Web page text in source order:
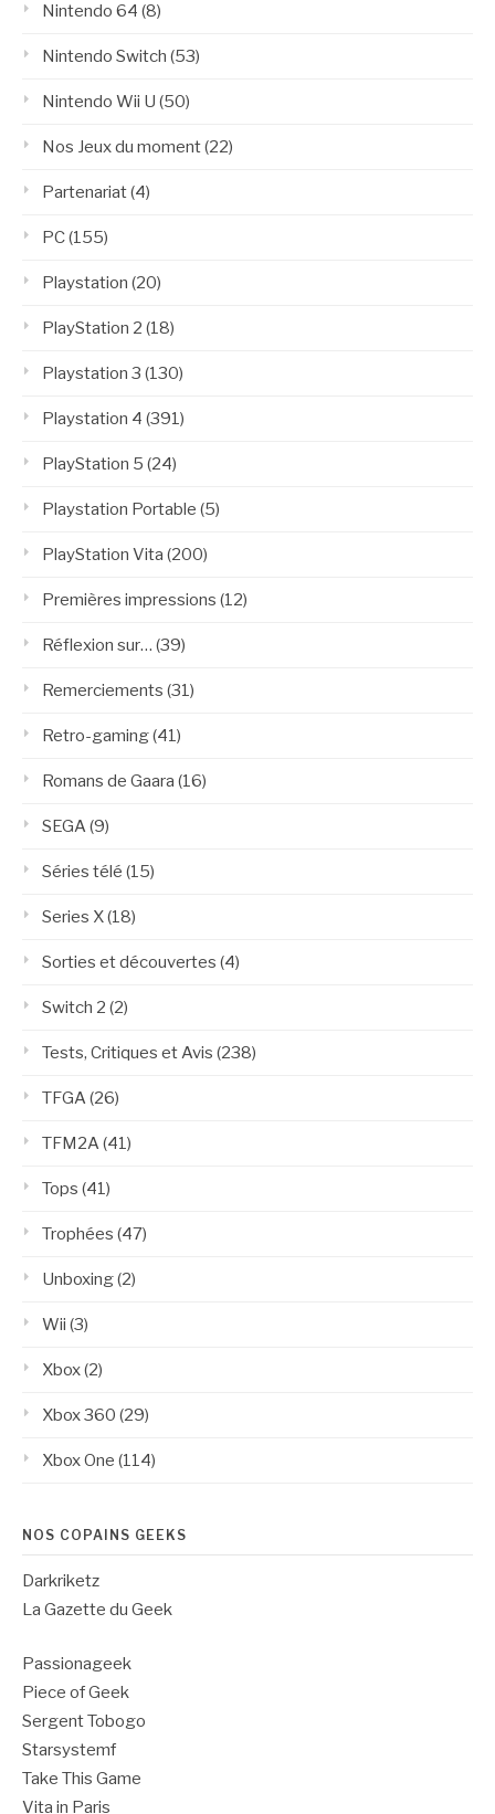
Nintendo 64 (8)
Nintendo Switch (53)
Nintendo Wii U (50)
Nos Jeux du moment(22)
Partenariat(4)
PC(155)
Playstation (20)
PlayStation 2 (18)
Playstation 3 (130)
Playstation 4 (391)
PlayStation 5 (24)
Playstation Portable (5)
PlayStation Vita (200)
Premières impressions (12)
Réflexion sur… (39)
Remerciements (31)
Retro-gaming(41)
Romans de Gaara (16)
SEGA(9)
Séries télé (15)
Series X(18)
Sorties et découvertes (4)
Switch 2 (2)
Tests, Critiques et Avis (238)
TFGA(26)
TFM2A(41)
Tops (41)
Trophées (47)
Unboxing(2)
Wii (3)
Xbox(2)
Xbox 360 (29)
Xbox One (114)
NOS COPAINS GEEKS
Darkriketz
La Gazette du Geek
Passionageek
Piece of Geek
Sergent Tobogo
Starsystemf
Take This Game
Vita in Paris